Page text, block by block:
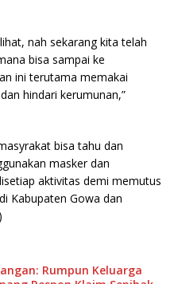
nah sekarang kita telah
bisa sampai ke
ini terutama memakai
hindari kerumunan,”
bisa tahu dan
masker dan
aktivitas demi memutus
Kabupaten Gowa dan
Rumpun Keluarga